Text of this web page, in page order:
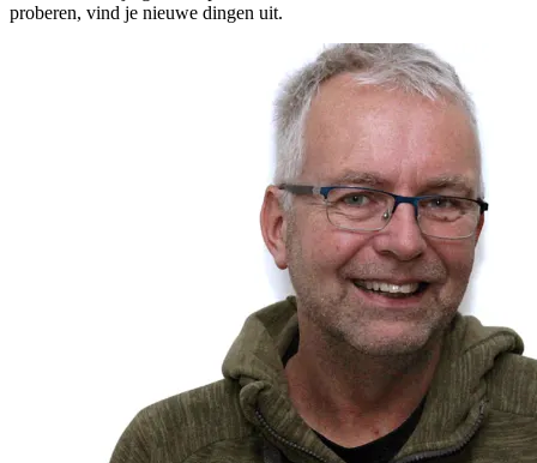
proberen, vind je nieuwe dingen uit.